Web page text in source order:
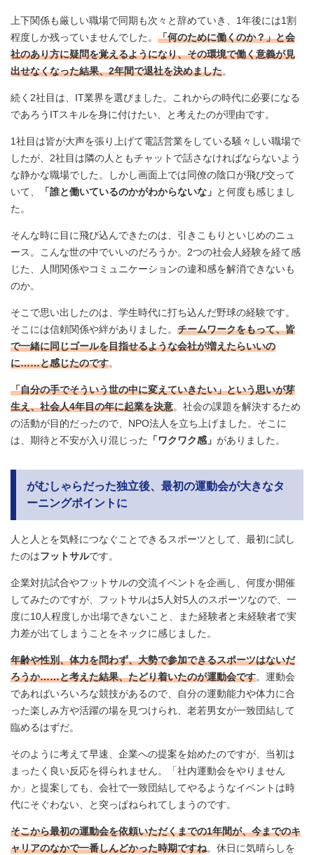
上下関係も厳しい職場で同期も次々と辞めていき、1年後には1割
程度しか残っていませんでした。 「何のために働くのか？」と会
社のあり方に疑問を覚えるようになり、その環境で働く意義が見
出せなくなった結果、2年間で退社を決めました。
続く2社目は、IT業界を選びました。これからの時代に必要になる
であろうITスキルを身に付けたい、と考えたのが理由です。
1社目は皆が大声を張り上げて電話営業をしている騒々しい職場で
したが、2社目は隣の人ともチャットで話さなければならないよう
な静かな職場でした。しかし画面上では同僚の陰口が飛び交って
いて、
「誰と働いているのかがわからないな」 と何度も感じまし
た。
そんな時に目に飛び込んできたのは、引きこもりといじめのニュ
ース。こんな世の中でいいのだろうか。2つの社会人経験を経て感
じた、人間関係やコミュニケーションの違和感を解消できないも
のか。
そこで思い出したのは、学生時代に打ち込んだ野球の経験です。
そこには信頼関係や絆がありました。 チームワークをもって、皆
で一緒に同じゴールを目指せるような会社が増えたらいいの
に……と感じたのです。
「自分の手でそういう世の中に変えていきたい」という思いが芽
生え、社会人4年目の年に起業を決意。社会の課題を解決するため
の活動が目的だったので、NPO法人を立ち上げました。そこに
は、期待と不安が入り混じった
「ワクワク感」 がありました。
がむしゃらだった独立後、最初の運動会が大きなタ
ーニングポイントに
人と人とを気軽につなぐことできるスポーツとして、最初に試し
たのはフットサルです。
企業対抗試合やフットサルの交流イベントを企画し、何度か開催
してみたのですが、フットサルは5人対5人のスポーツなので、一
度に10人程度しか出場できないこと、また経験者と未経験者で実
力差が出てしまうことをネックに感じました。
年齢や性別、体力を問わず、大勢で参加できるスポーツはないだ
ろうか……と考えた結果、たどり着いたのが運動会です。運動会
であればいろいろな競技があるので、自分の運動能力や体力に合
った楽しみ方や活躍の場を見つけられ、老若男女が一致団結して
臨めるはずだ。
そのように考えて早速、企業への提案を始めたのですが、当初は
まったく良い反応を得られません。「社内運動会をやりません
か」と提案しても、会社で一致団結してやるようなイベントは時
代にそぐわない、と突っぱねられてしまうのです。
そこから最初の運動会を依頼いただくまでの1年間が、今までのキ
ャリアのなかで一番しんどかった時期ですね。休日に気晴らしを